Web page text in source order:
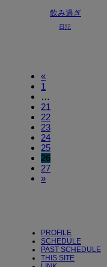
飲み過ぎ
日記
«
1
…
21
22
23
24
25
26
27
»
PROFILE
SCHEDULE
PAST SCHEDULE
THIS SITE